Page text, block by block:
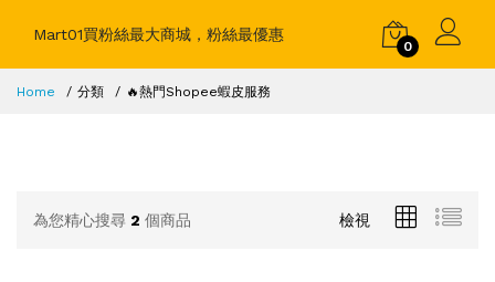
Mart01買粉絲最大商城，粉絲最優惠
0
Home 分類 🔥熱門Shopee蝦皮服務
為您精心搜尋 2 個商品 檢視